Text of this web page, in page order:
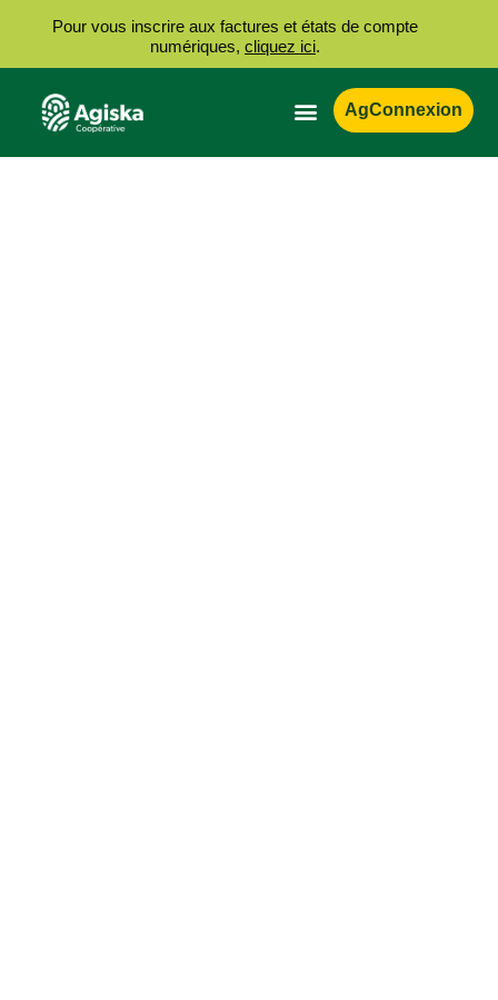
AgConnexion
Pour vous inscrire aux factures et états de compte
numériques, cliquez ici.